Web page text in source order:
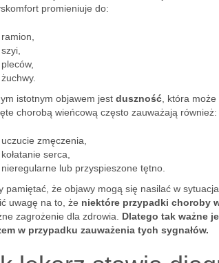
promieniuje do:
ramion,
szyi,
pleców,
żuchwy.
istotnym objawem jest duszność , która
chorobą wieńcową często zauważają również:
uczucie zmęczenia,
kołatanie serca,
nieregularne lub przyspieszone tętno.
pamiętać, że objawy mogą się nasilać w
uwagę na to, że niektóre przypadki choroby
zagrożenie dla zdrowia. Dlatego tak ważne
w przypadku zauważenia tych sygnałów.